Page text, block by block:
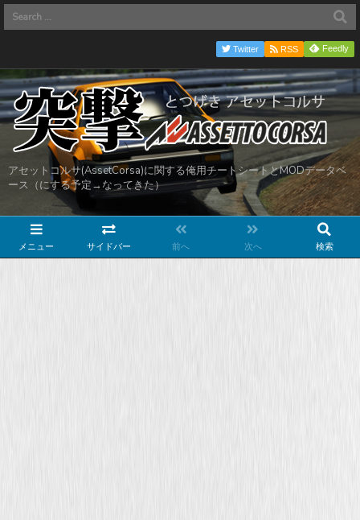
アセットコルサ(AssetCorsa)に関する俺用チートシートとMODデータベ
ース（にする予定→なってきた）
メニュー サイドバー 前へ 次へ 検索
Twitter RSS Feedly